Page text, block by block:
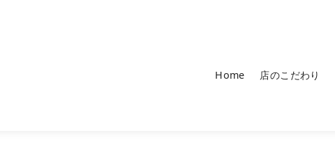
Home 店のこだわり